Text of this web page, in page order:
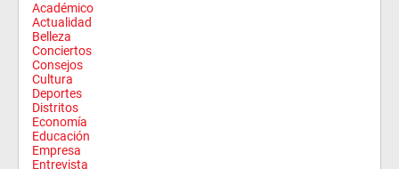
Académico
Actualidad
Belleza
Conciertos
Consejos
Cultura
Deportes
Distritos
Economía
Educación
Empresa
Entrevista